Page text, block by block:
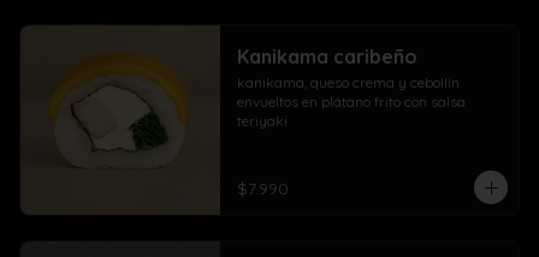
Kanikama caribeño
kanikama, queso crema y cebollín
envueltos en plátano frito con salsa
teriyaki
$7.990